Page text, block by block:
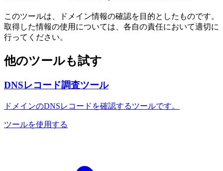
このツールは、ドメイン情報の確認を目的としたものです。
取得した情報の使用については、各自の責任において適切に
行ってください。
他のツールも試す
DNSレコード調査ツール
ドメインのDNSレコードを確認するツールです。
ツールを使用する